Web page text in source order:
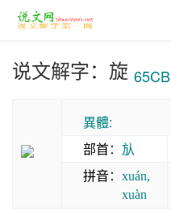
说文解字：旋 65CB
異體:
部首： 㫃
拼音：
xuán,
xuàn